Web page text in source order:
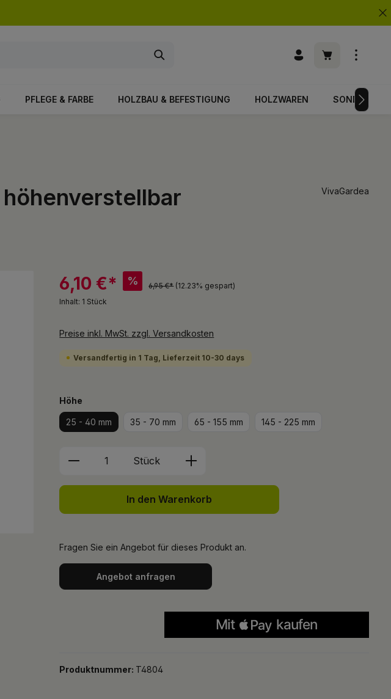
Warenkorb
PFLEGE & FARBE HOLZBAU & BEFESTIGUNG HOLZWAREN
VivaGardea
6,10 €* % 6,95 €* (12.23% gespart)
Inhalt: 1 Stück
Preise inkl. MwSt. zzgl. Versandkosten
Versandfertig in 1 Tag, Lieferzeit 10-30 days
Höhe
25 - 40 mm 35 - 70 mm 65 - 155 mm 145 - 225 mm
Produkt Anzahl: Gib den gewünschten Wert
Stück
In den Warenkorb
Fragen Sie ein Angebot für dieses Produkt an.
Angebot anfragen
Produktnummer: T4804